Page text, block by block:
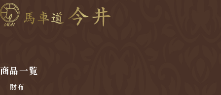
り
商品一覧
財布